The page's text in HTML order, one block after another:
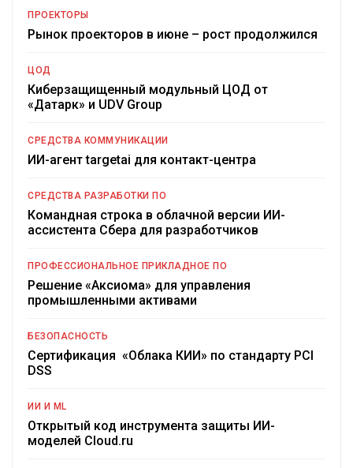
ПРОЕКТОРЫ
Рынок проекторов в июне – рост продолжился
ЦОД
Киберзащищенный модульный ЦОД от
«Датарк» и UDV Group
СРЕДСТВА КОММУНИКАЦИИ
ИИ-агент targetai для контакт-центра
СРЕДСТВА РАЗРАБОТКИ ПО
Командная строка в облачной версии ИИ-
ассистента Сбера для разработчиков
ПРОФЕССИОНАЛЬНОЕ ПРИКЛАДНОЕ ПО
Решение «Аксиома» для управления
промышленными активами
БЕЗОПАСНОСТЬ
Сертификация «Облака КИИ» по стандарту PCI
DSS
ИИ И ML
Открытый код инструмента защиты ИИ-
моделей Cloud.ru